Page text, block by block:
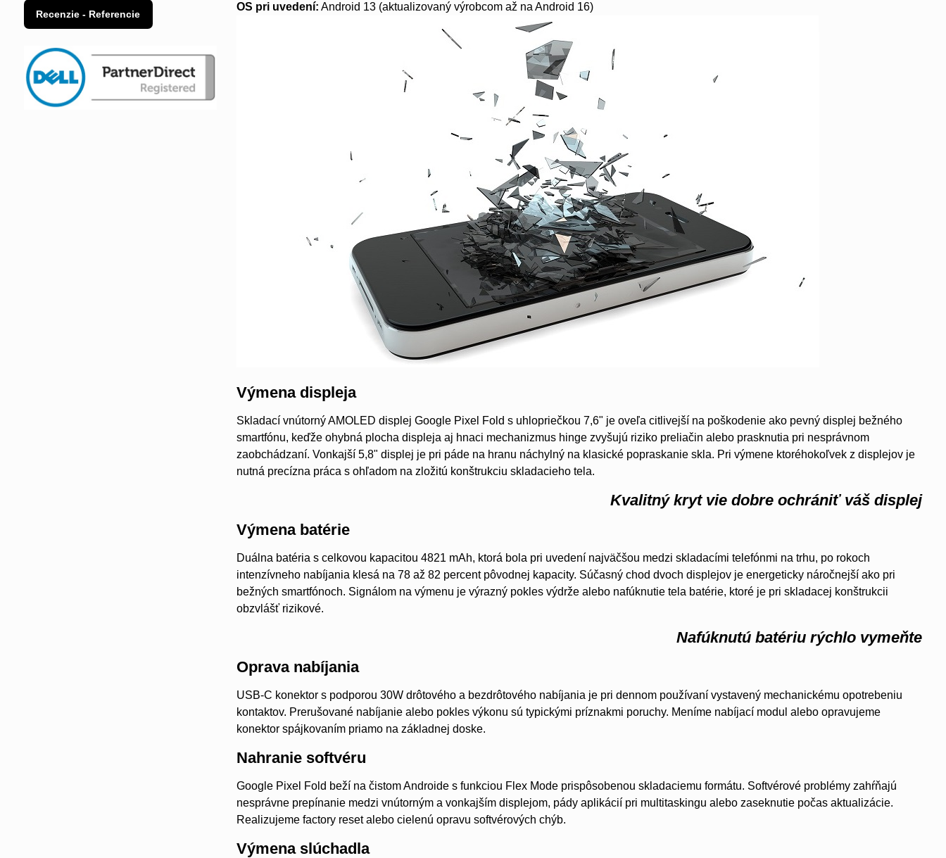
OS pri uvedení: Android 13 (aktualizovaný výrobcom až na Android 16)
Výmena displeja
Skladací vnútorný AMOLED displej Google Pixel Fold s uhlopriečkou 7,6" je oveľa citlivejší na poškodenie ako pevný displej bežného
smartfónu, keďže ohybná plocha displeja aj hnaci mechanizmus hinge zvyšujú riziko preliačin alebo prasknutia pri nesprávnom
zaobchádzaní. Vonkajší 5,8" displej je pri páde na hranu náchylný na klasické popraskanie skla. Pri výmene ktoréhokoľvek z displejov je
nutná precízna práca s ohľadom na zložitú konštrukciu skladacieho tela.
Kvalitný kryt vie dobre ochrániť váš displej
Výmena batérie
Duálna batéria s celkovou kapacitou 4821 mAh, ktorá bola pri uvedení najväčšou medzi skladacími telefónmi na trhu, po rokoch
intenzívneho nabíjania klesá na 78 až 82 percent pôvodnej kapacity. Súčasný chod dvoch displejov je energeticky náročnejší ako pri
bežných smartfónoch. Signálom na výmenu je výrazný pokles výdrže alebo nafúknutie tela batérie, ktoré je pri skladacej konštrukcii
obzvlášť rizikové.
Nafúknutú batériu rýchlo vymeňte
Oprava nabíjania
USB-C konektor s podporou 30W drôtového a bezdrôtového nabíjania je pri dennom používaní vystavený mechanickému opotrebeniu
kontaktov. Prerušované nabíjanie alebo pokles výkonu sú typickými príznakmi poruchy. Meníme nabíjací modul alebo opravujeme
konektor spájkovaním priamo na základnej doske.
Nahranie softvéru
Google Pixel Fold beží na čistom Androide s funkciou Flex Mode prispôsobenou skladaciemu formátu. Softvérové problémy zahŕňajú
nesprávne prepínanie medzi vnútorným a vonkajším displejom, pády aplikácií pri multitaskingu alebo zaseknutie počas aktualizácie.
Realizujeme factory reset alebo cielenú opravu softvérových chýb.
Výmena slúchadla
Recenzie - Referencie